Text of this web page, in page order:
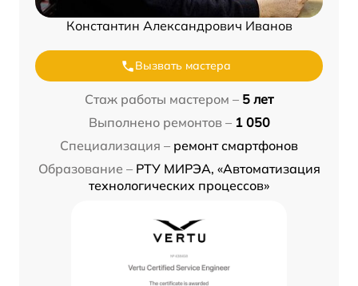
Константин Александрович Иванов
Вызвать мастера
Стаж работы мастером – 5 лет
Выполнено ремонтов – 1 050
Специализация – ремонт смартфонов
Образование – РТУ МИРЭА, «Автоматизация
технологических процессов»